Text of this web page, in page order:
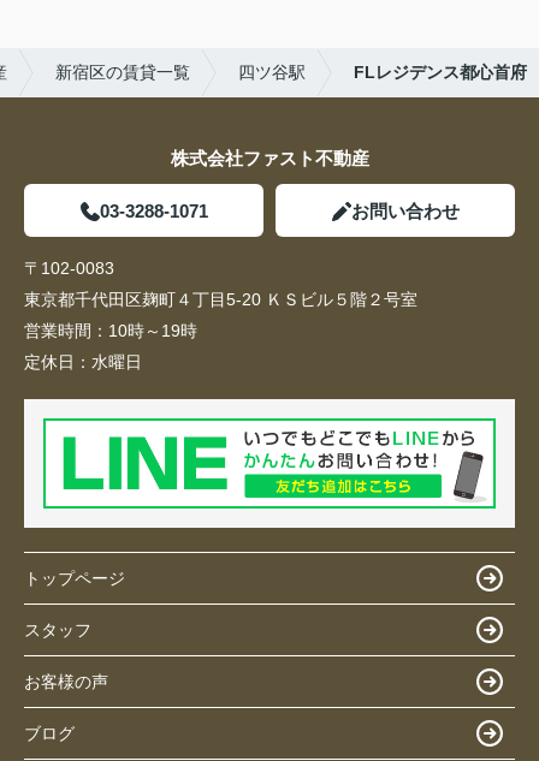
新宿区の賃貸一覧 四ツ谷駅 FLレジデンス都心首府
株式会社ファスト不動産
03-3288-1071 お問い合わせ
〒102-0083
東京都千代田区麹町４丁目5-20 ＫＳビル５階２号室
営業時間： 10時～19時
定休日： 水曜日
トップページ
スタッフ
お客様の声
ブログ